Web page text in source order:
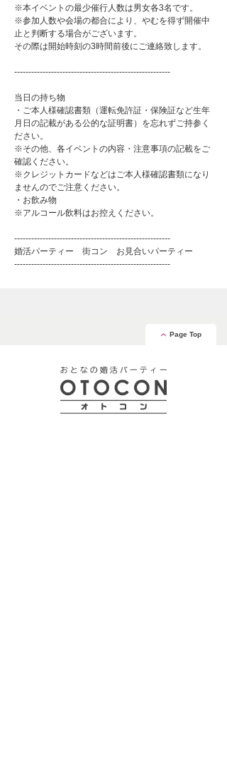
※本イベントの最少催行人数は男女各3名です。
※参加人数や会場の都合により、やむを得ず開催中
止と判断する場合がございます。
その際は開始時刻の3時間前後にご連絡致します。
-------------------------------------------------------
当日の持ち物
・ご本人様確認書類（運転免許証・保険証など生年
月日の記載がある公的な証明書）を忘れずご持参く
ださい。
※その他、各イベントの内容・注意事項の記載をご
確認ください。
※クレジットカードなどはご本人様確認書類になり
ませんのでご注意ください。
・お飲み物
※アルコール飲料はお控えください。
-------------------------------------------------------
婚活パーティー 街コン お見合いパーティー
-------------------------------------------------------
Page Top